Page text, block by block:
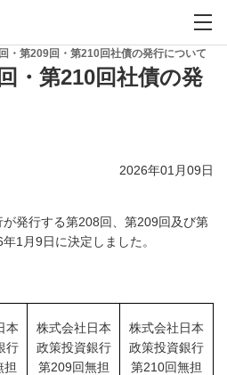
・第209回・第210回社債の発行について
・第210回社債の発
2026年01月09日
発行する第208回、第209回及び第
1月9日に決定しました。
本
行
担
株式会社日本
政策投資銀行
第209回無担
株式会社日本
政策投資銀行
第210回無担